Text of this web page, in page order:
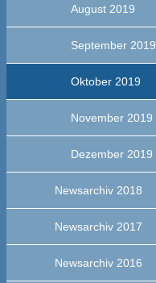
August 2019
September 2019
Oktober 2019
November 2019
Dezember 2019
Newsarchiv 2018
Newsarchiv 2017
Newsarchiv 2016